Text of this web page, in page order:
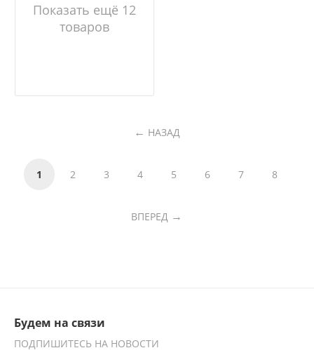
Показать ещё 12
товаров
НАЗАД
1 2 3 4 5 6 7 8
ВПЕРЕД
Будем на связи
ПОДПИШИТЕСЬ НА НОВОСТИ